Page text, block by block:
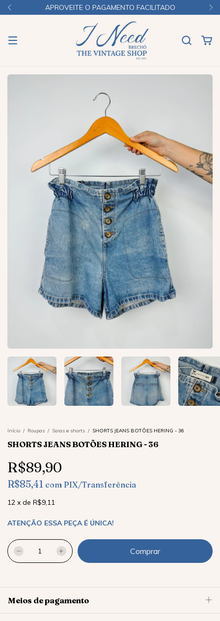
APROVEITE O PAGAMENTO FACILITADO
Início / Roupas / Saias e shorts / SHORTS JEANS BOTÕES HERING - 36
SHORTS JEANS BOTÕES HERING - 36
R$89,90
R$85,41 com PIX/Transferência
12 x de R$9,11
ATENÇÃO ESSA PEÇA É ÚNICA!
Meios de pagamento